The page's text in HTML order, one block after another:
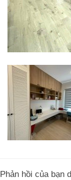
Phản hồi của bạn